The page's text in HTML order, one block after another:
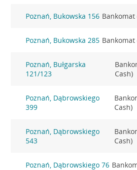
Poznań, Bukowska 156 Bankomat
Poznań, Bukowska 285 Bankomat
Poznań, Bułgarska
121/123
Cash)
Poznań, Dąbrowskiego
399
Cash)
Poznań, Dąbrowskiego
543
Cash)
Poznań, Dąbrowskiego 76